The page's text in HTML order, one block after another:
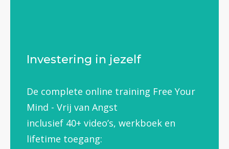
Investering in jezelf
De complete online training Free Your
Mind - Vrij van Angst
inclusief 40+ video’s, werkboek en
lifetime toegang: